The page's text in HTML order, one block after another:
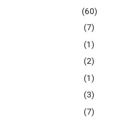
(60)
(7)
(1)
(2)
(1)
(3)
(7)